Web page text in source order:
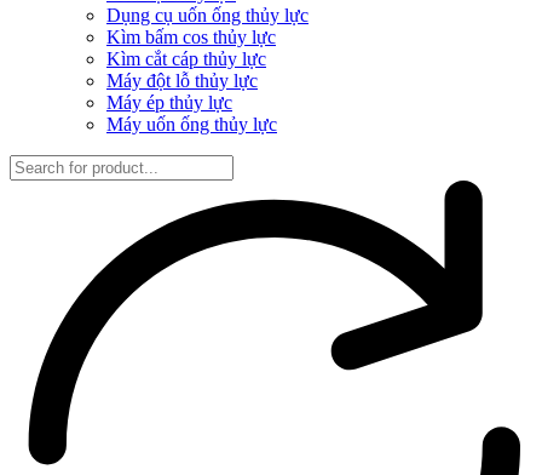
Dụng cụ uốn ống thủy lực
Kìm bấm cos thủy lực
Kìm cắt cáp thủy lực
Máy đột lỗ thủy lực
Máy ép thủy lực
Máy uốn ống thủy lực